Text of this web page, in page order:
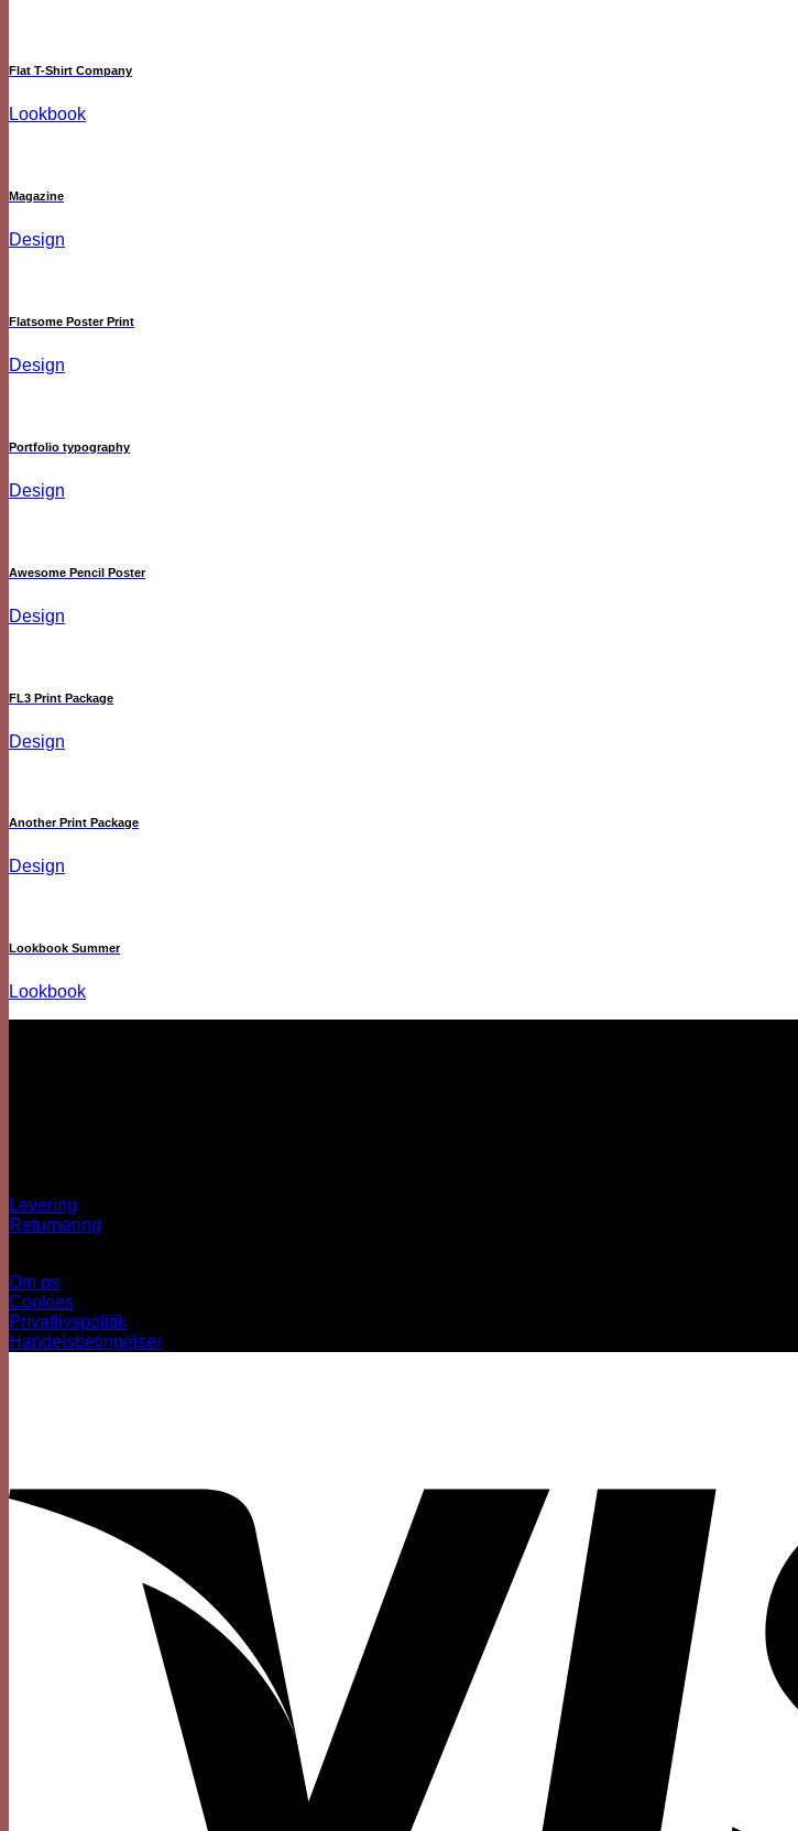
Flat T-Shirt Company
Lookbook
Magazine
Design
Flatsome Poster Print
Design
Portfolio typography
Design
Awesome Pencil Poster
Design
FL3 Print Package
Design
Another Print Package
Design
Lookbook Summer
Lookbook
Levering
Returnering
Om os
Cookies
Privatlivspolitik
Handelsbetingelser